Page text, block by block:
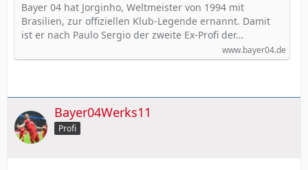
Bayer 04 hat Jorginho, Weltmeister von 1994 mit
Brasilien, zur offiziellen Klub-Legende ernannt. Damit
ist er nach Paulo Sergio der zweite Ex-Profi der…
www.bayer04.de
Bayer04Werks11
Profi